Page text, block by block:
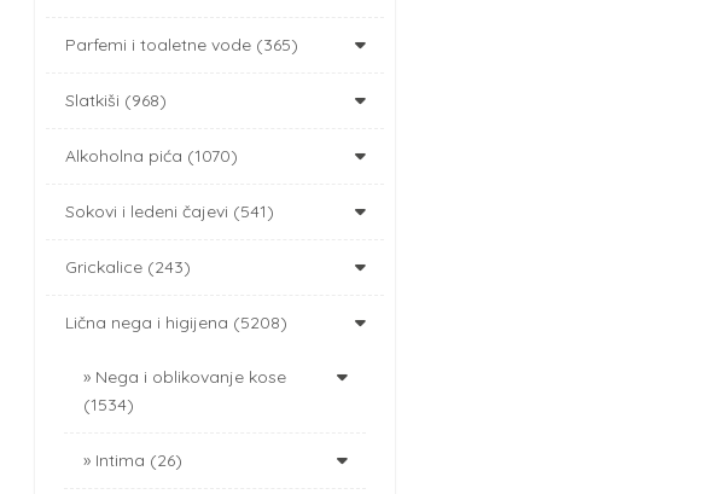
Parfemi i toaletne vode (365)
Slatkiši (968)
Alkoholna pića (1070)
Sokovi i ledeni čajevi (541)
Grickalice (243)
Lična nega i higijena (5208)
Nega i oblikovanje kose
(1534)
Intima (26)